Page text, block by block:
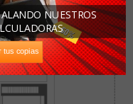
tus copias
NUESTROS